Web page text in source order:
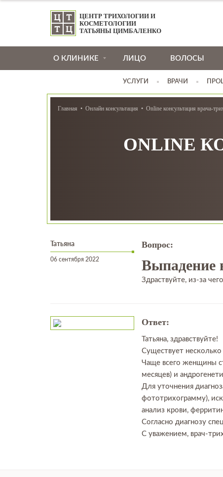
ЦЕНТР ТРИХОЛОГИИ И
КОСМЕТОЛОГИИ
ТАТЬЯНЫ ЦИМБАЛЕНКО
О КЛИНИКЕ ЛИЦО ВОЛОСЫ
УСЛУГИ ВРАЧИ
Главная Онлайн консультация Online консультация врача-
ONLINE
Татьяна
06 сентября 2022
Вопрос:
Выпадение
Здраствуйте, из-за
Ответ:
Татьяна, здравствуйте!
Существует
Чаще всего женщины
месяцев) и
Для уточнения
фототрихограмму),
анализ крови,
Согласно диагнозу
С уважением, врач-